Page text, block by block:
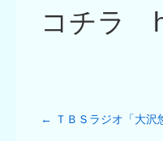
コチラ
← ＴＢＳラジオ「大沢